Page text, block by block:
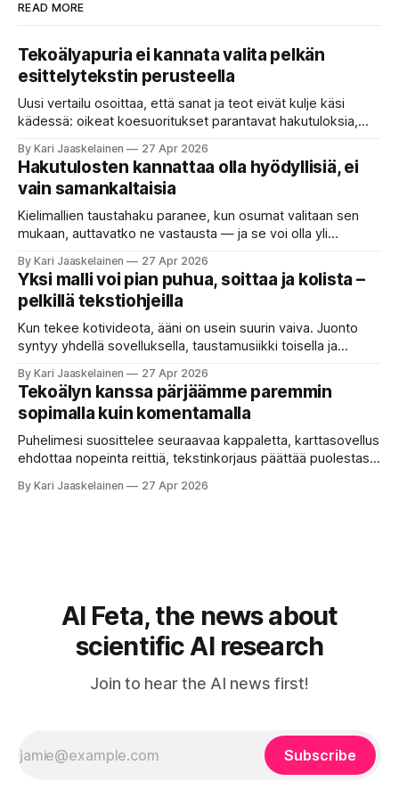
READ MORE
Tekoälyapuria ei kannata valita pelkän
esittelytekstin perusteella
Uusi vertailu osoittaa, että sanat ja teot eivät kulje käsi
kädessä: oikeat koesuoritukset parantavat hakutuloksia,
etsimässä verkosta apuria, joka hoitaisi puolestasi arjen
askareita: täyttäisi lomakkeen, järjestäisi matkasuunnitelman
tai seulisi pitkän asiakirjakasan ydinkohdat. Vastassa on
valikoima, joka muistuttaa sovelluskauppaa steroideilla.
Jokainen ”tekoälyagentti” lupaa paljon
By Kari Jaaskelainen 27 Apr 2026
Hakutulosten kannattaa olla hyödyllisiä, ei
vain samankaltaisia
Kielimallien taustahaku paranee, kun osumat valitaan sen
mukaan, auttavatko ne vastausta — ja se voi olla yli
että kysyt työpaikan chat-robotilta: “Mitä viime kuun
kokouspäiväkirjassa päätettiin etätyöpäivistä?” Robotti
selaa arkistoja ja poimii sinulle pätkän, jossa toistellaan, mitä
etätyö tarkoittaa. Teksti on aiheeltaan lähellä kysymystä,
By Kari Jaaskelainen 27 Apr 2026
Yksi malli voi pian puhua, soittaa ja kolista –
pelkillä tekstiohjeilla
Kun tekee kotivideota, ääni on usein suurin vaiva. Juonto
syntyy yhdellä sovelluksella, taustamusiikki toisella ja
erilaisia komentoja, eikä mikään niistä oikein “puhu”
toistensa kanssa. Lopputulos on pienen palapelityön tulos.
Vuosia on ajateltu, että näin tämän kuuluukin mennä. Puhe
on sanoja ja lauseita – hyvin jäsenneltyä.
By Kari Jaaskelainen 27 Apr 2026
Tekoälyn kanssa pärjäämme paremmin
sopimalla kuin komentamalla
Puhelimesi suosittelee seuraavaa kappaletta, karttasovellus
ehdottaa nopeinta reittiä, tekstinkorjaus päättää puolestasi,
tottelee sinua sokeasti. Useammin huomaat itse
By Kari Jaaskelainen 27 Apr 2026
AI Feta, the news about
scientific AI research
Join to hear the AI news first!
Subscribe